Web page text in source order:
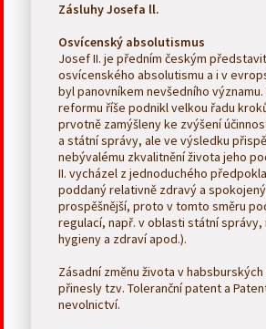
Zásluhy Josefa ll.
Osvícenský absolutismus
Josef II. je předním českým
osvícenského absolutismu a i v
byl panovníkem nevšedního
reformu říše podnikl velkou řadu
prvotně zamýšleny ke zvýšení
a státní správy, ale ve výsledku
nebývalému zkvalitnění života jeho
II. vycházel z jednoduchého
poddaný relativně zdravý a
prospěšnější, proto v tomto směru
regulací, např. v oblasti státní správy,
hygieny a zdraví apod.).
Zásadní změnu života v
přinesly tzv. Toleranční patent a
nevolnictví.